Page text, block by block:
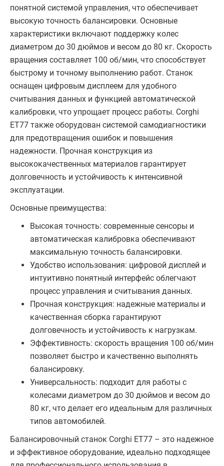
понятной системой управления, что обеспечивает
высокую точность балансировки. Основные
характеристики включают поддержку колес
диаметром до 30 дюймов и весом до 80 кг. Скорость
вращения составляет 100 об/мин, что способствует
быстрому и точному выполнению работ. Станок
оснащен цифровым дисплеем для удобного
считывания данных и функцией автоматической
калибровки, что упрощает процесс работы. Corghi
ET77 также оборудован системой самодиагностики
для предотвращения ошибок и повышения
надежности. Прочная конструкция из
высококачественных материалов гарантирует
долговечность и устойчивость к интенсивной
эксплуатации.
Основные преимущества:
Высокая точность: современные сенсоры и
автоматическая калибровка обеспечивают
максимальную точность балансировки.
Удобство использования: цифровой дисплей и
интуитивно понятный интерфейс облегчают
процесс управления и считывания данных.
Прочная конструкция: надежные материалы и
качественная сборка гарантируют
долговечность и устойчивость к нагрузкам.
Эффективность: скорость вращения 100 об/мин
позволяет быстро и качественно выполнять
балансировку.
Универсальность: подходит для работы с
колесами диаметром до 30 дюймов и весом до
80 кг, что делает его идеальным для различных
типов автомобилей.
Балансировочный станок Corghi ET77 – это надежное
и эффективное оборудование, идеально подходящее